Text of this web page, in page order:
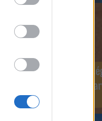
Facebook oldaldoboz
Magyar Marketing
KREATÍV, az Internet
turizmus szakma díjai